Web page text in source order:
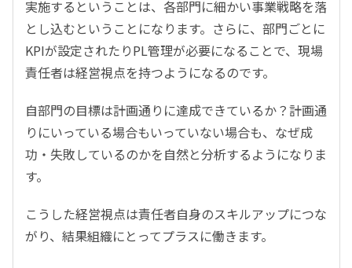
実施するということは、各部門に細かい事業戦略を落
とし込むということになります。さらに、部門ごとに
KPIが設定されたりPL管理が必要になることで、現場
責任者は経営視点を持つようになるのです。
自部門の目標は計画通りに達成できているか？計画通
りにいっている場合もいっていない場合も、なぜ成
功・失敗しているのかを自然と分析するようになりま
す。
こうした経営視点は責任者自身のスキルアップにつな
がり、結果組織にとってプラスに働きます。